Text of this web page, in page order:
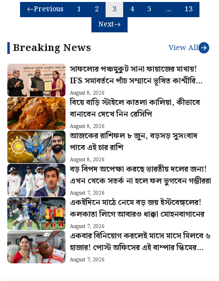
Previous 1 2 3 4 5 …
13
Next
Breaking News View All
সাফল্যের পঞ্চমুকুট সানা ফায়াজের মাথায়!
IFS সমাবর্তনে পাঁচ সম্মানে ভূষিত কাশ্মীরি
কন্যা
August 8, 2026
বিয়ে বাড়ি স্টাইলে কাতলা কালিয়া, কীভাবে
বানাবেন দেখে নিন রেসিপি
August 8, 2026
আজকের রাশিফল ৮ জুন, বড়সড় সুসংবাদ
পাবে এই চার রাশি
August 8, 2026
বড় বিপদ অপেক্ষা করছে ভারতীয় দলের জন্য!
এখন থেকে সতর্ক না হলে ফল ভুগবেন গম্ভীররা
August 7, 2026
একইদিনে মাঠে নেমে বড় জয় ইস্টবেঙ্গলের!
কলকাতা লিগে আবারও ধাক্কা মোহনবাগানের
August 7, 2026
একবার বিনিয়োগ করলেই মাসে মাসে মিলবে ৬
হাজার! পোস্ট অফিসের এই বাম্পার স্কিমের
হিসাব বুঝুন
August 7, 2026